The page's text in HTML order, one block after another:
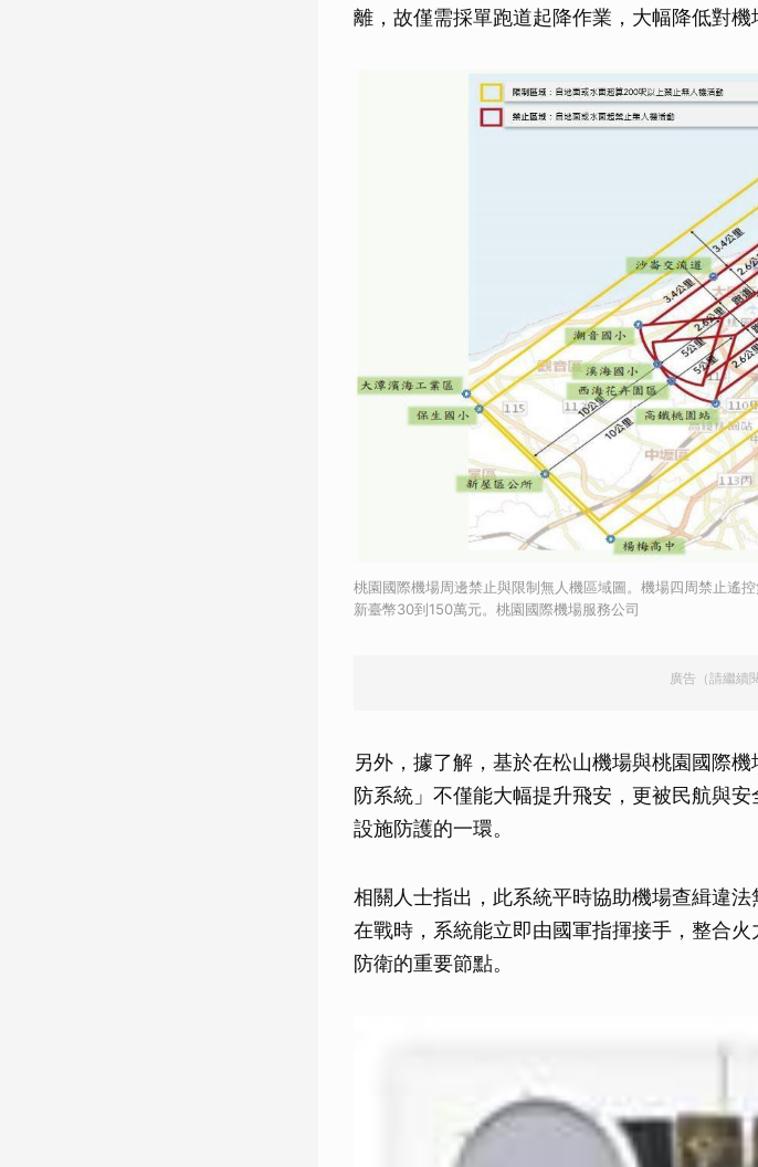
離，故僅需採單跑道起降作業，大幅降低對機
桃園國際機場周邊禁止與限制無人機區域圖。機場四周禁止遙
新臺幣30到150萬元。桃園國際機場服務公司
廣告（請繼續
另外，據了解，基於在松山機場與桃園國際
防系統」不僅能大幅提升飛安，更被民航與
設施防護的一環。
相關人士指出，此系統平時協助機場查緝違
在戰時，系統能立即由國軍指揮接手，整合
防衛的重要節點。
取消